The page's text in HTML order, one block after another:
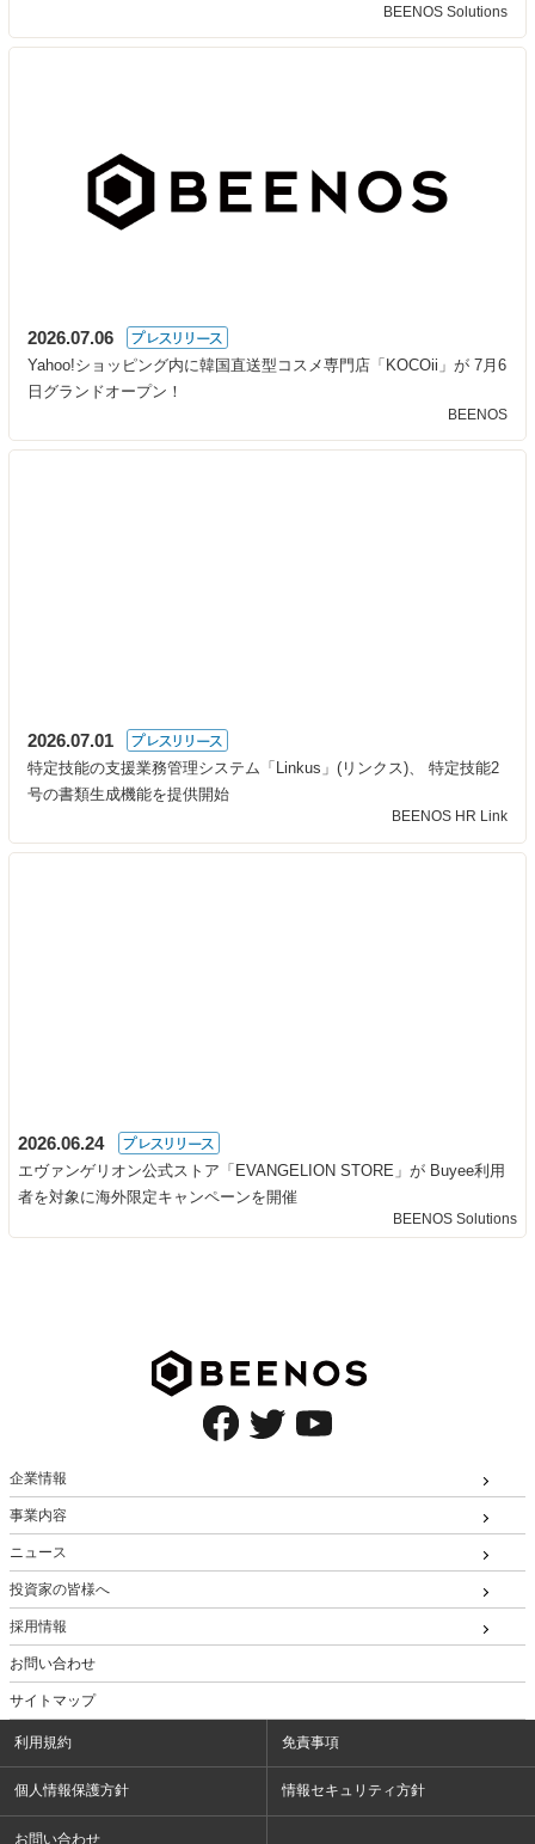
BEENOS Solutions
2026.07.06
Yahoo!ショッピング内に韓国直送型コスメ専門店「KOCOii」が 7月6
日グランドオープン！
BEENOS
2026.07.01
特定技能の支援業務管理システム「Linkus」(リンクス)、 特定技能2
号の書類生成機能を提供開始
BEENOS HR Link
2026.06.24
エヴァンゲリオン公式ストア「EVANGELION STORE」が Buyee利用
者を対象に海外限定キャンペーンを開催
BEENOS Solutions
企業情報
事業内容
ニュース
投資家の皆様へ
採用情報
お問い合わせ
サイトマップ
利用規約 免責事項
個人情報保護方針 情報セキュリティ方針
お問い合わせ